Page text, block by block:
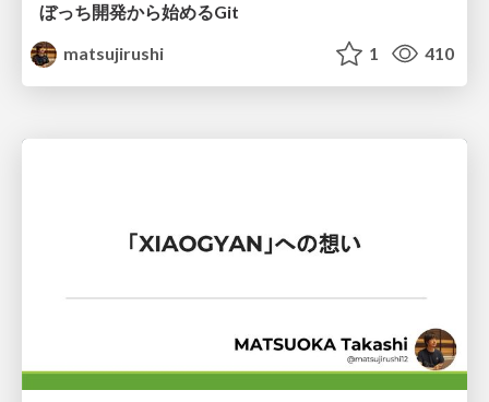
ぼっち開発から始めるGit
matsujirushi
1 410